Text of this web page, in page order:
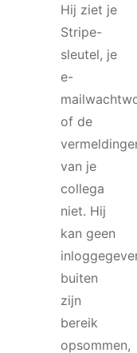
Hij ziet je
Stripe-
sleutel, je
e-
of de
van je
collega
niet. Hij
kan geen
buiten
zijn
bereik
opsommen,